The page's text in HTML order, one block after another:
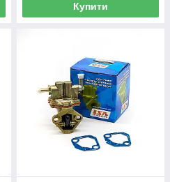
Купити